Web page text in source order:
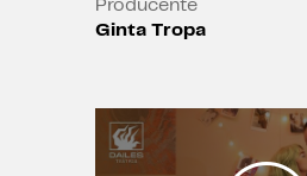
Stroboskops
Izrādē tiek lietota
izrāde satur seksuālas
Producente
Ginta Tropa